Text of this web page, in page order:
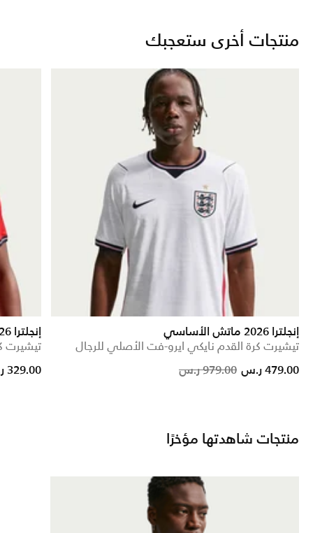
منتجات أخرى ستعجبك
إنجلترا 2026 ماتش الأساسي
تيشيرت كرة القدم نايكي ايرو-فت الأصلي للرجال
Price reduced from
979.00 ر.س to 479.00 ر.س
إنجلترا 2026 ستديوم الاحتياطي
تيشيرت
329.00 ر.س
منتجات شاهدتها مؤخرًا